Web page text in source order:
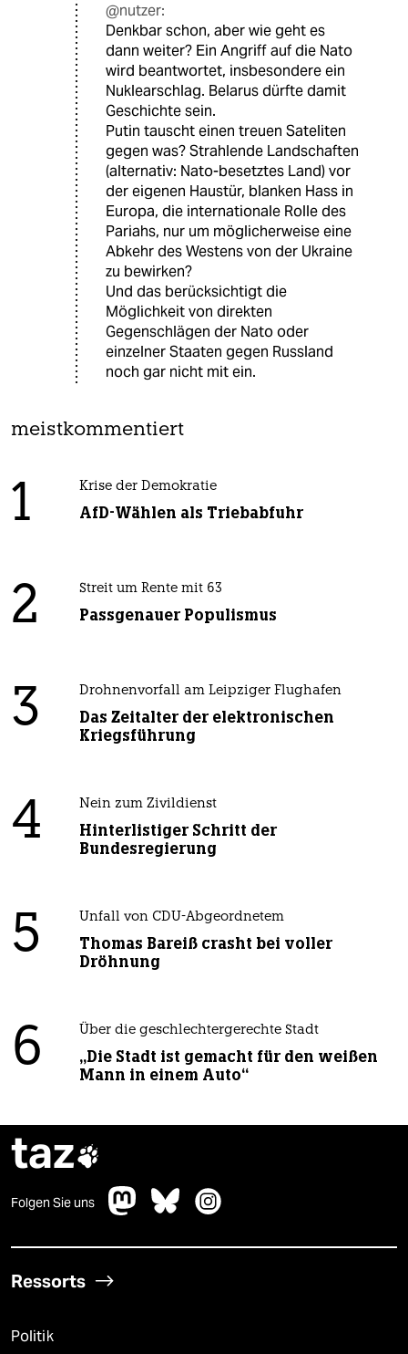
@nutzer:
Denkbar schon, aber wie geht es
dann weiter? Ein Angriff auf die Nato
wird beantwortet, insbesondere ein
Nuklearschlag. Belarus dürfte damit
Geschichte sein.
Putin tauscht einen treuen Sateliten
gegen was? Strahlende Landschaften
(alternativ: Nato-besetztes Land) vor
der eigenen Haustür, blanken Hass in
Europa, die internationale Rolle des
Pariahs, nur um möglicherweise eine
Abkehr des Westens von der Ukraine
zu bewirken?
Und das berücksichtigt die
Möglichkeit von direkten
Gegenschlägen der Nato oder
einzelner Staaten gegen Russland
noch gar nicht mit ein.
meistkommentiert
1 Krise der Demokratie
AfD-Wählen als Triebabfuhr
2 Streit um Rente mit 63
Passgenauer Populismus
3 Drohnenvorfall am Leipziger Flughafen
Das Zeitalter der elektronischen
Kriegsführung
4 Nein zum Zivildienst
Hinterlistiger Schritt der
Bundesregierung
5 Unfall von CDU-Abgeordnetem
Thomas Bareiß crasht bei voller
Dröhnung
6 Über die geschlechtergerechte Stadt
„Die Stadt ist gemacht für den weißen
Mann in einem Auto“
taz
Folgen Sie uns
Ressorts
Politik